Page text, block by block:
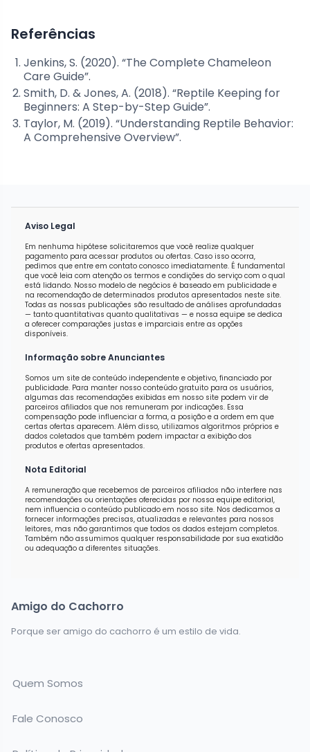
Referências
Jenkins, S. (2020). “The Complete Chameleon
Care Guide”.
Smith, D. & Jones, A. (2018). “Reptile Keeping for
Beginners: A Step-by-Step Guide”.
Taylor, M. (2019). “Understanding Reptile Behavior:
A Comprehensive Overview”.
Aviso Legal
Em nenhuma hipótese solicitaremos que você realize qualquer
pagamento para acessar produtos ou ofertas. Caso isso ocorra,
pedimos que entre em contato conosco imediatamente. É fundamental
que você leia com atenção os termos e condições do serviço com o qual
está lidando. Nosso modelo de negócios é baseado em publicidade e
na recomendação de determinados produtos apresentados neste site.
Todas as nossas publicações são resultado de análises aprofundadas
— tanto quantitativas quanto qualitativas — e nossa equipe se dedica
a oferecer comparações justas e imparciais entre as opções
disponíveis.
Informação sobre Anunciantes
Somos um site de conteúdo independente e objetivo, financiado por
publicidade. Para manter nosso conteúdo gratuito para os usuários,
algumas das recomendações exibidas em nosso site podem vir de
parceiros afiliados que nos remuneram por indicações. Essa
compensação pode influenciar a forma, a posição e a ordem em que
certas ofertas aparecem. Além disso, utilizamos algoritmos próprios e
dados coletados que também podem impactar a exibição dos
produtos e ofertas apresentados.
Nota Editorial
A remuneração que recebemos de parceiros afiliados não interfere nas
recomendações ou orientações oferecidas por nossa equipe editorial,
nem influencia o conteúdo publicado em nosso site. Nos dedicamos a
fornecer informações precisas, atualizadas e relevantes para nossos
leitores, mas não garantimos que todos os dados estejam completos.
Também não assumimos qualquer responsabilidade por sua exatidão
ou adequação a diferentes situações.
Amigo do Cachorro
Porque ser amigo do cachorro é um estilo de vida.
Quem Somos
Fale Conosco